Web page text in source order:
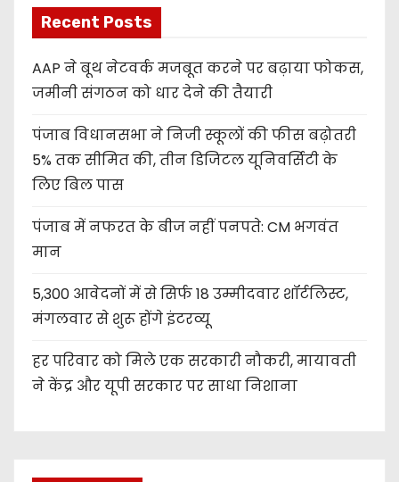
Recent Posts
AAP ने बूथ नेटवर्क मजबूत करने पर बढ़ाया फोकस,
जमीनी संगठन को धार देने की तैयारी
पंजाब विधानसभा ने निजी स्कूलों की फीस बढ़ोतरी
5% तक सीमित की, तीन डिजिटल यूनिवर्सिटी के
लिए बिल पास
पंजाब में नफरत के बीज नहीं पनपते: CM भगवंत
मान
5,300 आवेदनों में से सिर्फ 18 उम्मीदवार शॉर्टलिस्ट,
मंगलवार से शुरू होंगे इंटरव्यू
हर परिवार को मिले एक सरकारी नौकरी, मायावती
ने केंद्र और यूपी सरकार पर साधा निशाना